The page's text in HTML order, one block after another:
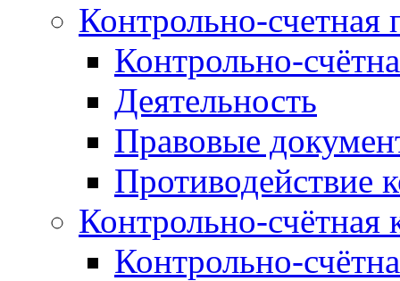
Контрольно-счетная
Контрольно-
Деятельность
Правовые
Противодействие
Контрольно-счётная
Контрольно-